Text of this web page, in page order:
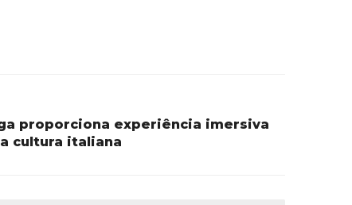
proporciona experiência imersiva
cultura italiana